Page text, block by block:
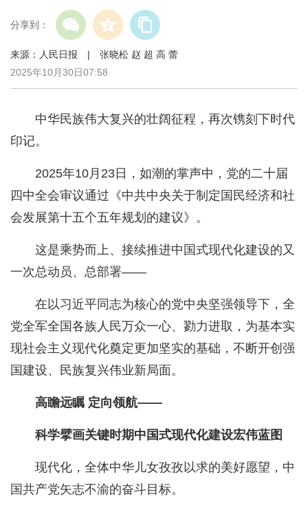
分享到：
来源：人民日报 | 张晓松 赵 超 高 蕾
2025年10月30日07:58
中华民族伟大复兴的壮阔征程，再次镌刻下时代
印记。
2025年10月23日，如潮的掌声中，党的二十届
四中全会审议通过《中共中央关于制定国民经济和社
会发展第十五个五年规划的建议》。
这是乘势而上、接续推进中国式现代化建设的又
一次总动员、总部署——
在以习近平同志为核心的党中央坚强领导下，全
党全军全国各族人民万众一心、勠力进取，为基本实
现社会主义现代化奠定更加坚实的基础，不断开创强
国建设、民族复兴伟业新局面。
高瞻远瞩 定向领航——
科学擘画关键时期中国式现代化建设宏伟蓝图
现代化，全体中华儿女孜孜以求的美好愿望，中
国共产党矢志不渝的奋斗目标。